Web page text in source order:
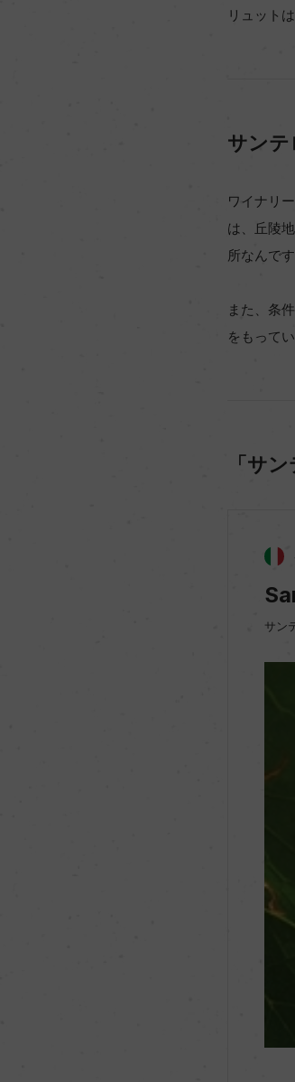
リュット
サンテ
ワイナリ
は、丘陵
所なんです
また、条
をもって
「サ
サン